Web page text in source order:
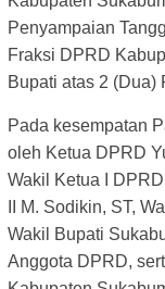
Penyampaian
Fraksi DPRD
Bupati atas 2 (Dua)
Pada kesempatan
oleh Ketua DPRD
Wakil Ketua I
II M. Sodikin, ST,
Wakil Bupati
Anggota DPRD,